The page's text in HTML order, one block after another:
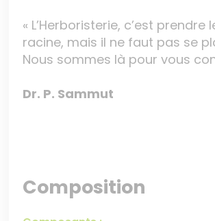
« L’Herboristerie, c’est prendre
racine, mais il ne faut pas se
Nous sommes là pour vous
Dr. P. Sammut
Composition